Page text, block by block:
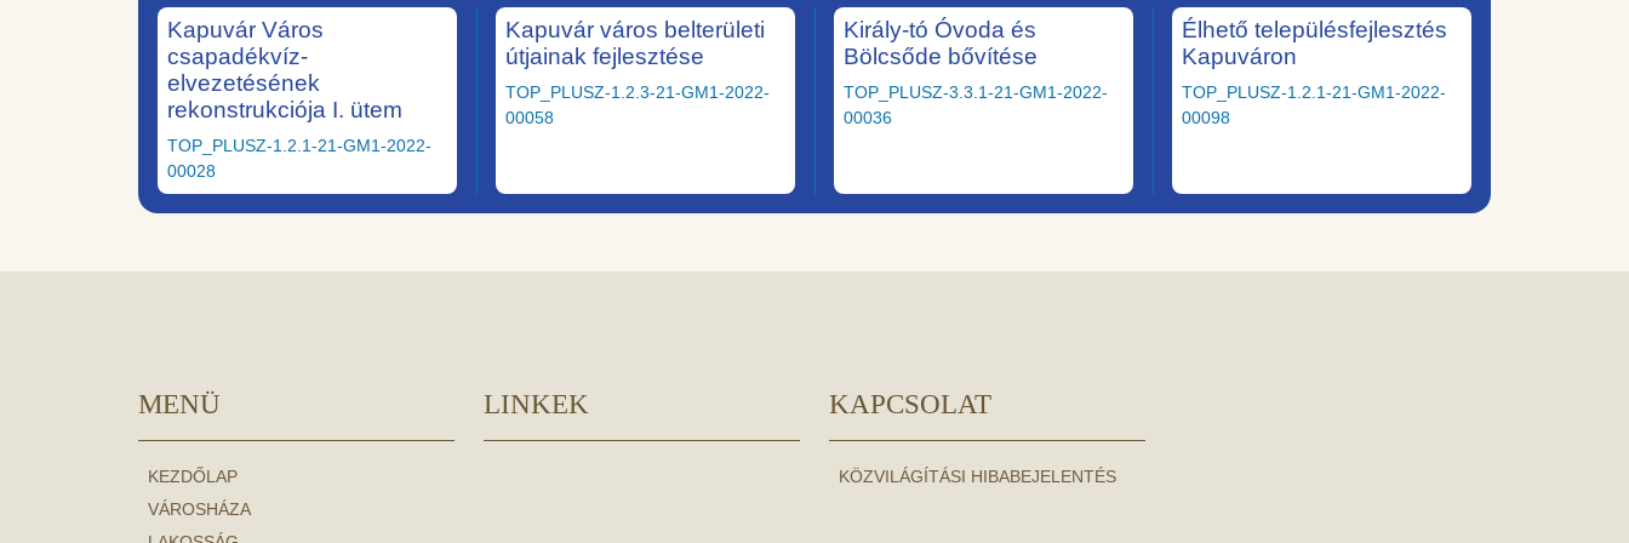
Kapuvár Város
csapadékvíz-
elvezetésének
rekonstrukciója I. ütem
TOP_PLUSZ-1.2.1-21-GM1-2022-
00028
Kapuvár város belterületi
útjainak fejlesztése
TOP_PLUSZ-1.2.3-21-GM1-2022-
00058
Király-tó Óvoda és
Bölcsőde bővítése
TOP_PLUSZ-3.3.1-21-GM1-2022-
00036
Élhető településfejlesztés
Kapuváron
TOP_PLUSZ-1.2.1-21-GM1-2022-
00098
MENÜ
KEZDŐLAP
VÁROSHÁZA
LINKEK KAPCSOLAT
KÖZVILÁGÍTÁSI HIBABEJELENTÉS